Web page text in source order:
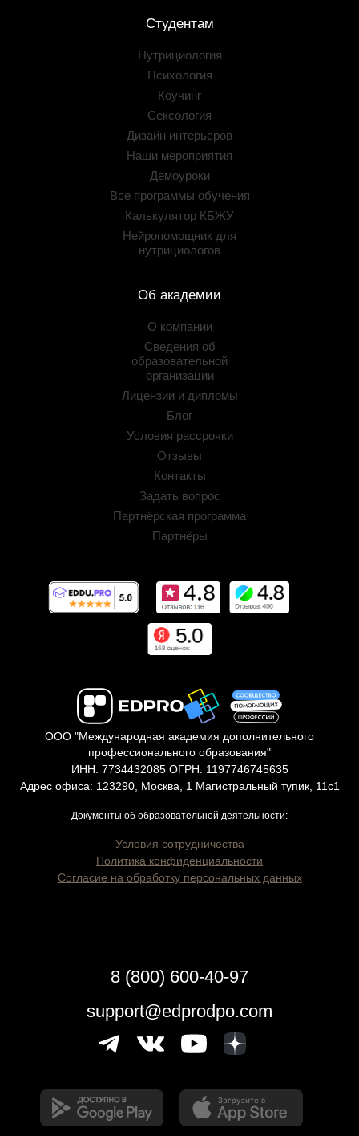
Студентам
Нутрициология
Психология
Коучинг
Сексология
Дизайн интерьеров
Наши мероприятия
Демоуроки
Все программы обучения
Калькулятор КБЖУ
Нейропомощник для
нутрициологов
Об академии
О компании
Сведения об
образовательной
организации
Лицензии и дипломы
Блог
Условия рассрочки
Отзывы
Контакты
Задать вопрос
Партнёрская программа
Партнёры
ООО "Международная академия дополнительного
профессионального образования"
ИНН: 7734432085 ОГРН: 1197746745635
Адрес офиса: 123290, Москва, 1 Магистральный тупик, 11с1
Документы об образовательной деятельности:
Условия сотрудничества
Политика конфиденциальности
Согласие на обработку персональных данных
8 (800) 600-40-97
support@edprodpo.com